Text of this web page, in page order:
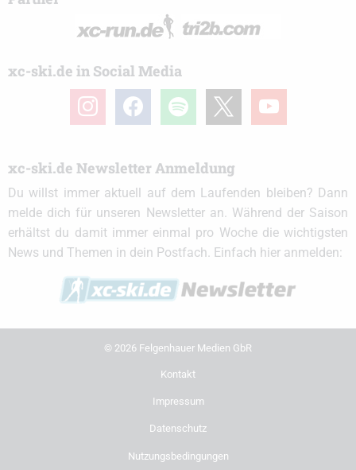
xc-ski.de in Social Media
instagramfacebook spotify youtube
xc-ski.de Newsletter Anmeldung
Du willst immer aktuell auf dem Laufenden bleiben? Dann
melde dich für unseren Newsletter an. Während der Saison
erhältst du damit immer einmal pro Woche die wichtigsten
News und Themen in dein Postfach. Einfach hier anmelden:
© 2026 Felgenhauer Medien GbR
Kontakt
Impressum
Datenschutz
Nutzungsbedingungen